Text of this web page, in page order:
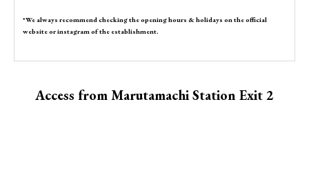
*We always recommend checking the opening hours & holidays on the official
website or instagram of the establishment.
Access from Marutamachi Station Exit 2